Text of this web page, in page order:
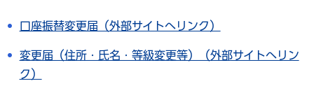
口座振替変更届（外部サイトへリンク）
変更届（住所・氏名・等級変更等）（外部サイトへリン
ク）